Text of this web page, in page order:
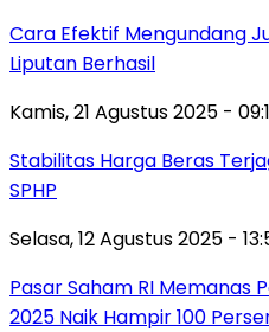
Cara Efektif Mengundang
Liputan Berhasil
Kamis, 21 Agustus 2025 -
Stabilitas Harga Beras
SPHP
Selasa, 12 Agustus 2025 -
Pasar Saham RI Memanas
2025 Naik Hampir 100